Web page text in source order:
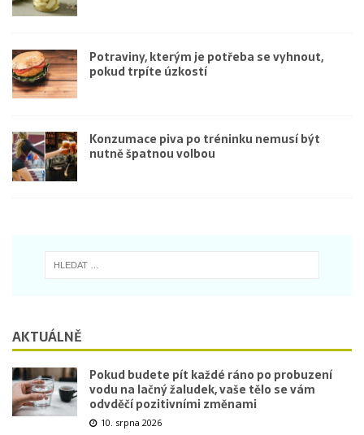
Potraviny, kterým je potřeba se vyhnout,
pokud trpíte úzkostí
Konzumace piva po tréninku nemusí být
nutně špatnou volbou
AKTUÁLNĚ
Pokud budete pít každé ráno po probuzení
vodu na lačný žaludek, vaše tělo se vám
odvděčí pozitivními změnami
10. srpna 2026